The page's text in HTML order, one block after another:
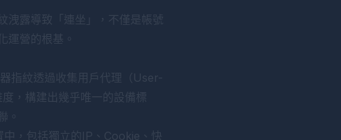
洩露導致「連坐」，不僅是帳號
營的根基。
指紋透過收集用戶代理（User-
，構建出幾乎唯一的設備標
，包括獨立的IP、Cookie、快